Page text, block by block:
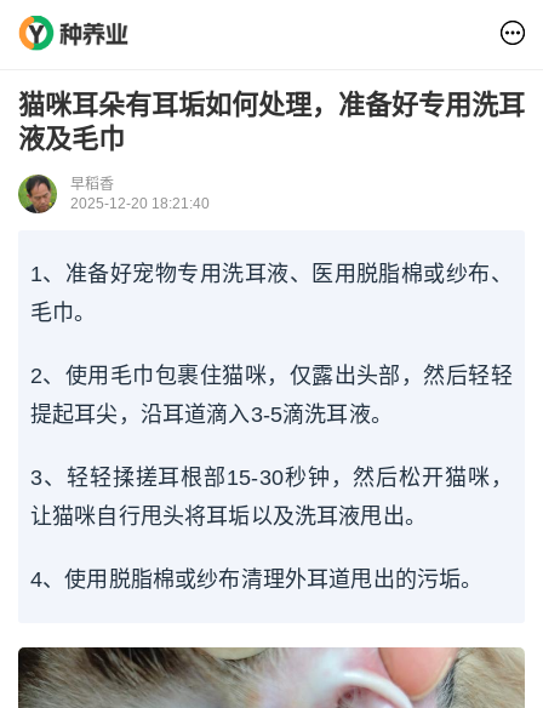
猫咪耳朵有耳垢如何处理，准备好专用洗耳
液及毛巾
早稻香
2025-12-20 18:21:40
1、准备好宠物专用洗耳液、医用脱脂棉或纱布、
毛巾。
2、使用毛巾包裹住猫咪，仅露出头部，然后轻轻
提起耳尖，沿耳道滴入3-5滴洗耳液。
3、轻轻揉搓耳根部15-30秒钟，然后松开猫咪，
让猫咪自行甩头将耳垢以及洗耳液甩出。
4、使用脱脂棉或纱布清理外耳道甩出的污垢。